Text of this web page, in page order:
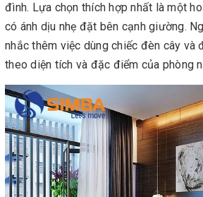
đình. Lựa chọn thích hợp nhất là một
có ánh dịu nhẹ đặt bên cạnh giường.
nhắc thêm việc dùng chiếc đèn cây và
theo diện tích và đặc điểm của phòng